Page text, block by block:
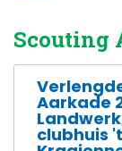
Scouting
Aarkade
clubhuis 't